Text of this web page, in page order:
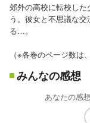
郊外の高校に転校し
う。彼女と不思議な
る…。
（※各巻のページ数は
みんなの感想
あなたの感